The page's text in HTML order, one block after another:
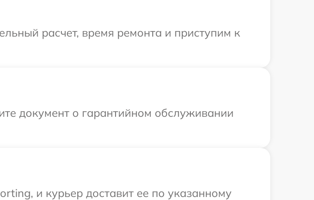
расчет, время ремонта и приступим к
документ о гарантийном обслуживании
и курьер доставит ее по указанному